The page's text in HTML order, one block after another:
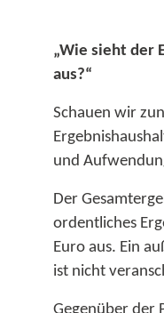
„Wie sieht der
aus?“
Schauen wir
und
Der
ordentliches
Euro aus. Ein
ist nicht
Gegenüber der